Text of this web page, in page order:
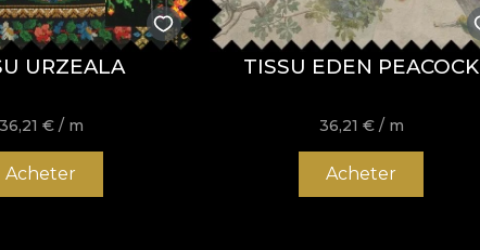
URZEALA
36,21 € / m
Acheter
TISSU EDEN PEACOCK
36,21 € / m
Acheter